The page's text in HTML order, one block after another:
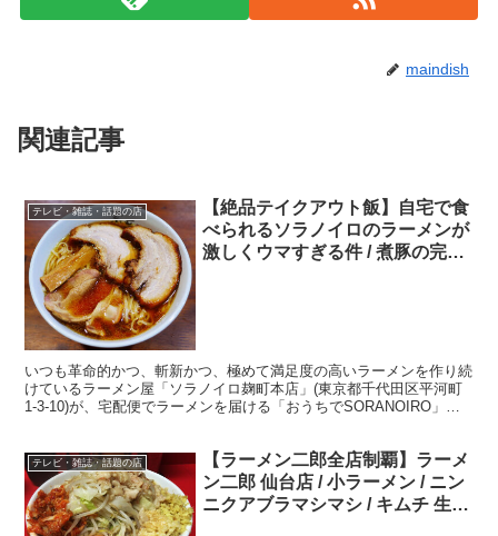
maindish
関連記事
テレビ・雑誌・話題の店
【絶品テイクアウト飯】自宅で食
べられるソラノイロのラーメンが
激しくウマすぎる件 / 煮豚の完成
いつも革命的かつ、斬新かつ、極めて満足度の高いラーメンを作り続
けているラーメン屋「ソラノイロ麹町本店」(東京都千代田区平河町
1-3-10)が、宅配便でラーメンを届ける「おうちでSORANOIRO」を
テレビ・雑誌・話題の店
【ラーメン二郎全店制覇】ラーメ
ン二郎 仙台店 / 小ラーメン / ニン
ニクアブラマシマシ / キムチ 生姜